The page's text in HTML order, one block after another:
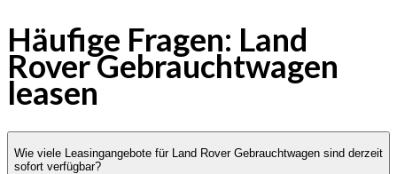
Häufige Fragen: Land
Rover Gebrauchtwagen
leasen
Wie viele Leasingangebote für Land Rover Gebrauchtwagen sind derzeit
sofort verfügbar?